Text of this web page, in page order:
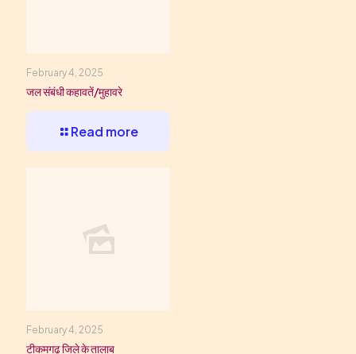
February 4, 2025
जल संबंधी कहावतें/मुहावरे
Read more
February 4, 2025
टीकमगढ़ जिले के तालाब